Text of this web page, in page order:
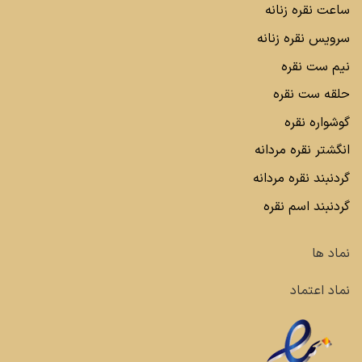
ساعت نقره زنانه
سرویس نقره زنانه
نیم ست نقره
حلقه ست نقره
گوشواره نقره
انگشتر نقره مردانه
گردنبند نقره مردانه
گردنبند اسم نقره
نماد ها
نماد اعتماد